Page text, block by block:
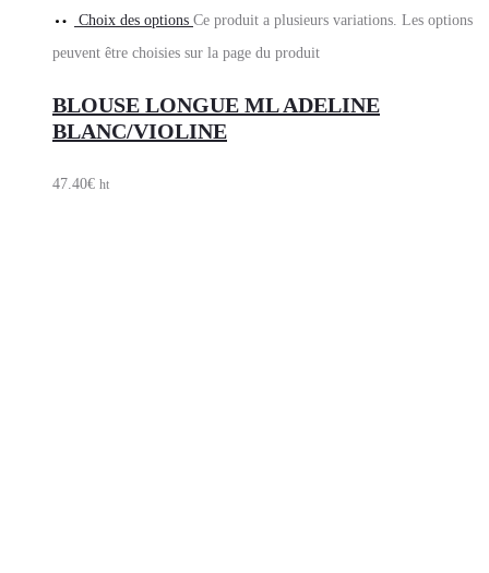
Choix des options Ce produit a plusieurs variations. Les options
peuvent être choisies sur la page du produit
BLOUSE LONGUE ML ADELINE
BLANC/VIOLINE
47.40€ ht